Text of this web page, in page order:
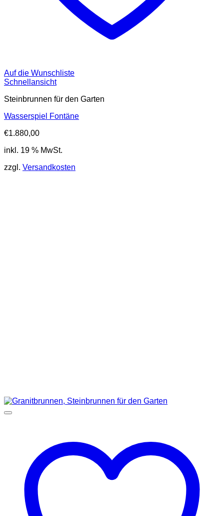
Auf die Wunschliste
Schnellansicht
Steinbrunnen für den Garten
Wasserspiel Fontäne
€1.880,00
inkl. 19 % MwSt.
zzgl. Versandkosten